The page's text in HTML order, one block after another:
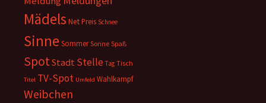
Mädels NetPreis Schnee
Sinne Sommer Sonne Spaß
SpotStadt Stelle Tag Tisch
Titel TV-Spot Umfeld Wahlkampf
Weibchen